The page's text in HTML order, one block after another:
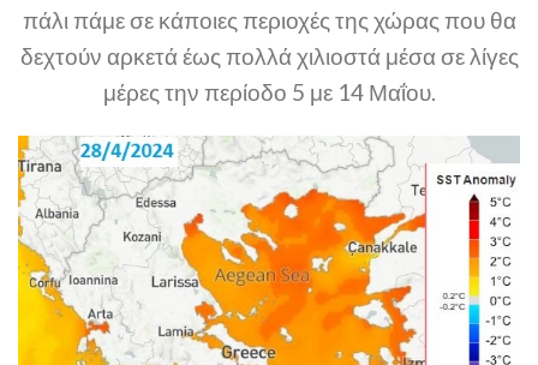
πάλι πάμε σε κάποιες περιοχές της χώρας που θα
δεχτούν αρκετά έως πολλά χιλιοστά μέσα σε λίγες
μέρες την περίοδο 5 με 14 Μαΐου.